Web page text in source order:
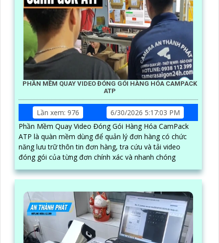
PHẦN MỀM QUAY VIDEO ĐÓNG GÓI HÀNG HÓA CAMPACK
ATP
Lần xem: 976
6/30/2026 5:17:03 PM
Phần Mềm Quay Video Đóng Gói Hàng Hóa CamPack
ATP là quàn mềm dùng để quản lý đơn hàng có chức
năng lưu trữ thôn tin đơn hàng, tra cứu và tải video
đóng gói của từng đơn chính xác và nhanh chóng